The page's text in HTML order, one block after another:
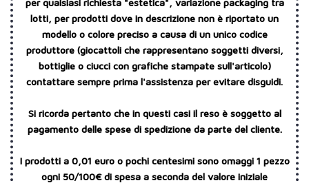
lotti, per prodotti dove in descrizione non è riportato un
modello o colore preciso a causa di un unico codice
produttore (giocattoli che rappresentano soggetti diversi,
bottiglie o ciucci con grafiche stampate sull'articolo)
contattare sempre prima l'assistenza per evitare disguidi.
Si ricorda pertanto che in questi casi il reso è soggetto al
pagamento delle spese di spedizione da parte del cliente.
I prodotti a 0,01 euro o pochi centesimi sono omaggi 1 pezzo
ogni 50/100€ di spesa a seconda del valore iniziale